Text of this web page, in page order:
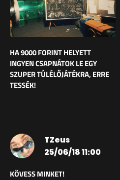
HA 9000 FORINT HELYETT
INGYEN CSAPNÁTOK LE EGY
SZUPER TÚLÉLŐJÁTÉKRA, ERRE
TESSÉK!
TZeus
25/06/18 11:00
KÖVESS MINKET!